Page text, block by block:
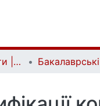
Кваліфікаційні роботи | Qualifying works